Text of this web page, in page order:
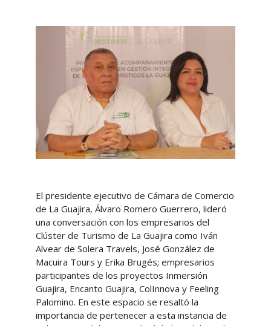
El presidente ejecutivo de Cámara de Comercio
de La Guajira, Álvaro Romero Guerrero, lideró
una conversación con los empresarios del
Clúster de Turismo de La Guajira como Iván
Alvear de Solera Travels, José González de
Macuira Tours y Erika Brugés; empresarios
participantes de los proyectos Inmersión
Guajira, Encanto Guajira, ColInnova y Feeling
Palomino. En este espacio se resaltó la
importancia de pertenecer a esta instancia de